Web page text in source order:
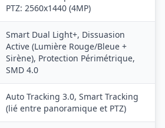
PTZ: 2560x1440 (4MP)
Smart Dual Light+, Dissuasion
Active (Lumière Rouge/Bleue +
Sirène), Protection Périmétrique,
SMD 4.0
Auto Tracking 3.0, Smart Tracking
(lié entre panoramique et PTZ)